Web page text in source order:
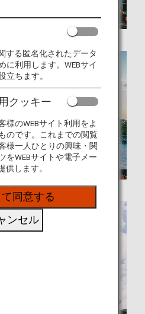
する匿名化されたデータ
に利用します。WEBサイ
立ちます。
クッキー
様のWEBサイト利用をよ
のです。これまでの閲覧
様一人ひとりの興味・関
をWEBサイトや電子メー
供します。
同意する
ンセル